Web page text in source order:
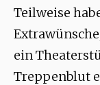
Teilweise
ein
Treppenblut